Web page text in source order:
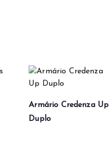
Armário Credenza Up
Duplo